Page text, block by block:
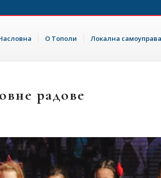
О Тополи Локална самоуправа
радове